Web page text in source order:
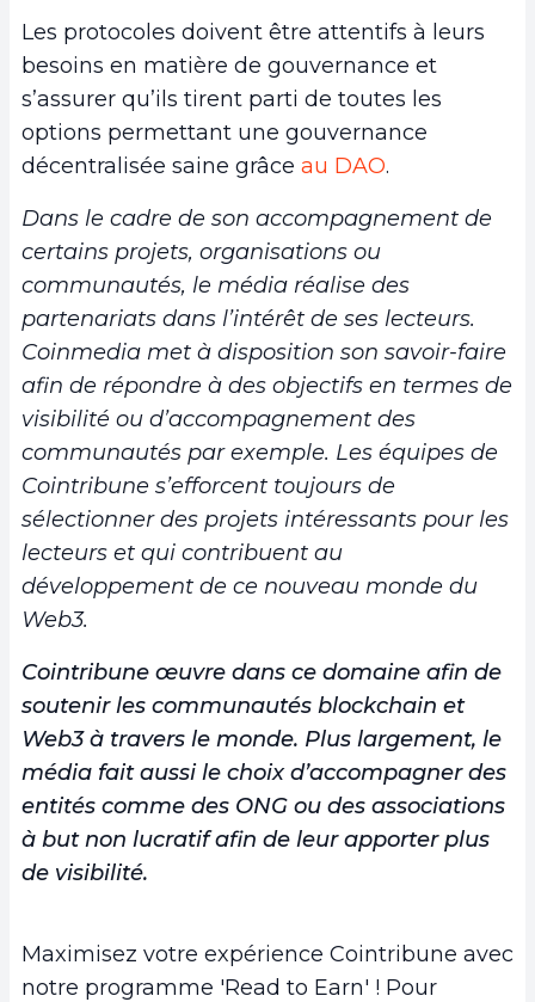
Les protocoles doivent être attentifs à leurs
besoins en matière de gouvernance et
s’assurer qu’ils tirent parti de toutes les
options permettant une gouvernance
décentralisée saine grâce au DAO.
Dans le cadre de son accompagnement de
certains projets, organisations ou
communautés, le média réalise des
partenariats dans l’intérêt de ses lecteurs.
Coinmedia met à disposition son savoir-faire
afin de répondre à des objectifs en termes de
visibilité ou d’accompagnement des
communautés par exemple. Les équipes de
Cointribune s’efforcent toujours de
sélectionner des projets intéressants pour les
lecteurs et qui contribuent au
développement de ce nouveau monde du
Web3.
Cointribune œuvre dans ce domaine afin de
soutenir les communautés blockchain et
Web3 à travers le monde. Plus largement, le
média fait aussi le choix d’accompagner des
entités comme des ONG ou des associations
à but non lucratif afin de leur apporter plus
de visibilité.
Maximisez votre expérience Cointribune avec
notre programme 'Read to Earn' ! Pour